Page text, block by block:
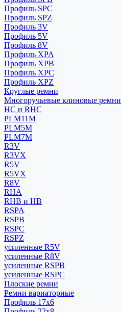
Профиль SPC
Профиль SPZ
Профиль 3V
Профиль 5V
Профиль 8V
Профиль XPA
Профиль XPB
Профиль XPC
Профиль XPZ
Круглые ремни
Многоручьевые клиновые ремни
HC и RHC
PLM11M
PLM5M
PLM7M
R3V
R3VX
R5V
R5VX
R8V
RHA
RHB и HB
RSPA
RSPB
RSPC
RSPZ
усиленные R5V
усиленные R8V
усиленные RSPB
усиленные RSPC
Плоские ремни
Ремни вариаторные
Профиль 17x6